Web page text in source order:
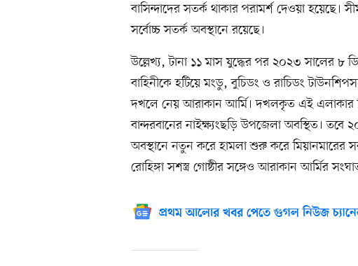
বাসিন্দাদের সতর্ক থাকার পরামর্শ দেওয়া হয়েছে।
সর্বোচ্চ সতর্ক অবস্থানে রয়েছে।
উল্লেখ্য, টানা ১১ মাস যুদ্ধের পর ২০২৩ সালের ৮
বাহিনীকে হটিয়ে মংডু, বুচিডং ও রাচিডং
দখলে নেয় আরাকান আর্মি। দখলকৃত এই এলাকার
বান্দরবানের নাইক্ষ্যংছড়ি উপজেলা অবস্থিত।
অবস্থানে নতুন করে হামলা শুরু করে মিয়ানমারের
রোহিঙ্গা সশস্ত্র গোষ্ঠীর সঙ্গেও আরাকান আর্মির
প্রথম আলোর খবর পেতে গুগল নিউজ